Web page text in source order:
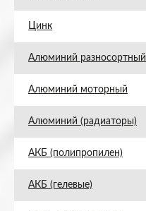
Цинк
Алюминий разносортный
Алюминий моторный
Алюминий (радиаторы)
АКБ (полипропилен)
АКБ (гелевые)